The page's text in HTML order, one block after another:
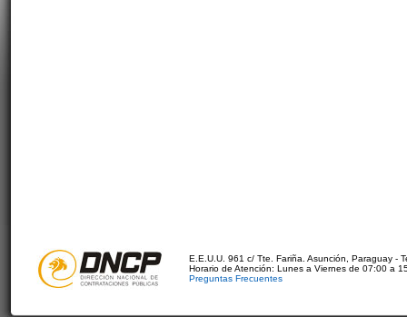
E.E.U.U. 961 c/ Tte. Fariña. Asunción, Paraguay -
Horario de Atención: Lunes a Viernes de 07:00 a
Preguntas Frecuentes